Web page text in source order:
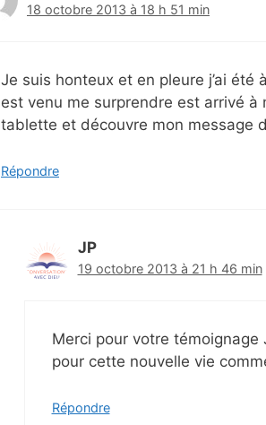
18 octobre 2013 à 18 h 51 min
Je suis honteux et en pleure j’ai
est venu me surprendre est arrivé à
tablette et découvre mon message
Répondre
JP
19 octobre 2013 à 21 h 46 min
Merci pour votre
pour cette nouvelle vie
Répondre